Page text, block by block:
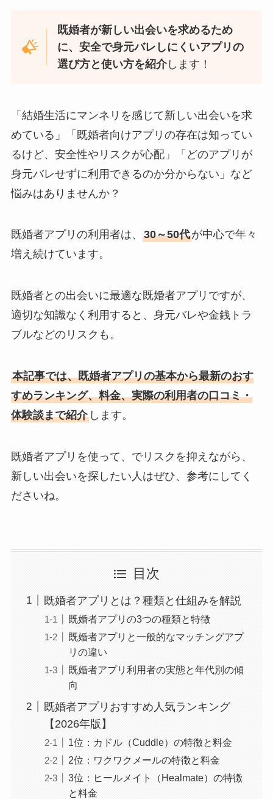
既婚者が新しい出会いを求めるため
に、安全で身元バレしにくいアプリの
選び方と使い方を紹介します！
「結婚生活にマンネリを感じて新しい出会いを求
めている」「既婚者向けアプリの存在は知ってい
るけど、安全性やリスクが心配」「どのアプリが
身元バレせずに利用できるのか分からない」など
悩みはありませんか？
既婚者アプリの利用者は、 30～50代が中心で年々
増え続けています。
既婚者との出会いに最適な既婚者アプリですが、
適切な知識なく利用すると、身元バレや金銭トラ
ブルなどのリスクも。
本記事では、既婚者アプリの基本から最新のおす
すめランキング、料金、実際の利用者の口コミ・
体験談まで紹介します。
既婚者アプリを使って、でリスクを抑えながら、
新しい出会いを探したい人はぜひ、参考にしてく
ださいね。
目次
既婚者アプリとは？種類と仕組みを解説
既婚者アプリの3つの種類と特徴
既婚者アプリと一般的なマッチングアプ
リの違い
既婚者アプリ利用者の実態と年代別の傾
向
既婚者アプリおすすめ人気ランキング
【2026年版】
1位：カドル（Cuddle）の特徴と料金
2位：ワクワクメールの特徴と料金
3位：ヒールメイト（Healmate）の特徴
と料金